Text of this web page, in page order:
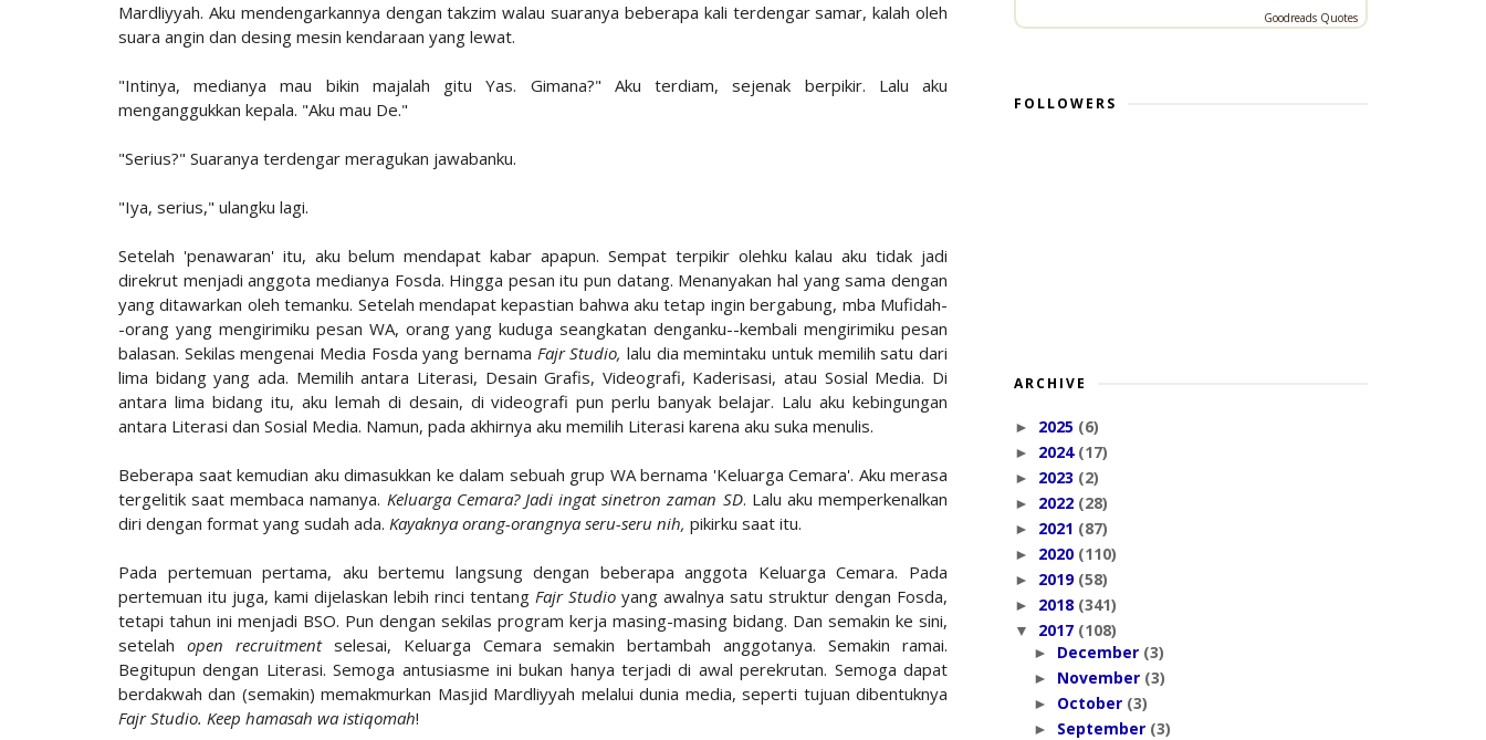
Mardliyyah. Aku mendengarkannya dengan takzim walau suaranya beberapa kali terdengar samar, kalah oleh
suara angin dan desing mesin kendaraan yang lewat.
"Intinya, medianya mau bikin majalah gitu Yas. Gimana?" Aku terdiam, sejenak berpikir. Lalu aku
menganggukkan kepala. "Aku mau De."
"Serius?" Suaranya terdengar meragukan jawabanku.
"Iya, serius," ulangku lagi.
Setelah 'penawaran' itu, aku belum mendapat kabar apapun. Sempat terpikir olehku kalau aku tidak jadi
direkrut menjadi anggota medianya Fosda. Hingga pesan itu pun datang. Menanyakan hal yang sama dengan
yang ditawarkan oleh temanku. Setelah mendapat kepastian bahwa aku tetap ingin bergabung, mba Mufidah-
-orang yang mengirimiku pesan WA, orang yang kuduga seangkatan denganku--kembali mengirimiku pesan
balasan. Sekilas mengenai Media Fosda yang bernama Fajr Studio,lalu dia memintaku untuk memilih satu dari
lima bidang yang ada. Memilih antara Literasi, Desain Grafis, Videografi, Kaderisasi, atau Sosial Media. Di
antara lima bidang itu, aku lemah di desain, di videografi pun perlu banyak belajar. Lalu aku kebingungan
antara Literasi dan Sosial Media. Namun, pada akhirnya aku memilih Literasi karena aku suka menulis.
Beberapa saat kemudian aku dimasukkan ke dalam sebuah grup WA bernama 'Keluarga Cemara'. Aku merasa
tergelitik saat membaca namanya. Keluarga Cemara? Jadi ingat sinetron zaman SD. Lalu aku memperkenalkan
diri dengan format yang sudah ada. Kayaknya orang-orangnya seru-seru nih, pikirku saat itu.
Pada pertemuan pertama, aku bertemu langsung dengan beberapa anggota Keluarga Cemara. Pada
pertemuan itu juga, kami dijelaskan lebih rinci tentang Fajr Studio yang awalnya satu struktur dengan Fosda,
tetapi tahun ini menjadi BSO. Pun dengan sekilas program kerja masing-masing bidang. Dan semakin ke sini,
setelah open recruitment selesai, Keluarga Cemara semakin bertambah anggotanya. Semakin ramai.
Begitupun dengan Literasi. Semoga antusiasme ini bukan hanya terjadi di awal perekrutan. Semoga dapat
berdakwah dan (semakin) memakmurkan Masjid Mardliyyah melalui dunia media, seperti tujuan dibentuknya
Fajr Studio. Keep hamasah wa istiqomah!
Goodreads Quotes
FOLLOWERS
ARCHIVE
► 2025 (6)
► 2024 (17)
► 2023 (2)
► 2022 (28)
► 2021 (87)
► 2020 (110)
► 2019 (58)
► 2018 (341)
▼ 2017 (108)
► December (3)
► November (3)
► October (3)
► September (3)